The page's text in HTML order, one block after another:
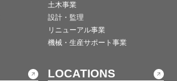
土木事業
設計・監理
リニューアル事業
機械・生産サポート事業
LOCATIONS